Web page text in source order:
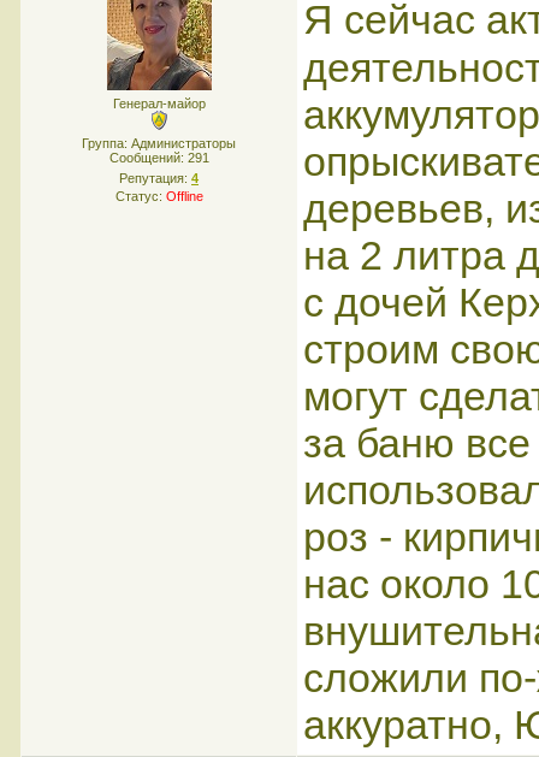
Генерал-майор
Группа: Администраторы
Сообщений: 291
Репутация: 4
Статус: Offline
Я сейчас
деревьев,
на 2 литра
с дочей
строим
могут
за баню
роз -
нас около
сложили
аккуратно,